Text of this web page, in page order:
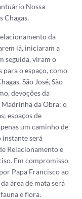
Nossa
Chagas.
da
lá, iniciaram a
seguida, viram o
para o espaço, como
São José, São
devoções da
da Obra; o
espaços de
um caminho de
instante será
Relacionamento e
Em compromisso
Papa Francisco ao
área de mata será
e flora.